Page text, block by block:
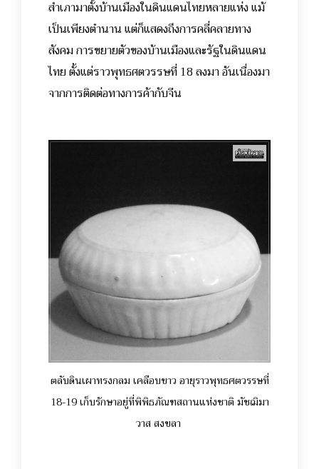
สำเภามาตั้งบ้านเมืองในดินแดนไทยหลายแห่ง แม้
เป็นเพียงตำนาน แต่ก็แสดงถึงการคลี่คลายทาง
สังคม การขยายตัวของบ้านเมืองและรัฐในดินแดน
ไทย ตั้งแต่ราวพุทธศตวรรษที่ 18 ลงมา อันเนื่องมา
จากการติดต่อทางการค้ากับจีน
ตลับดินเผาทรงกลม เคลือบขาว อายุราวพุทธศตวรรษที่
18-19 เก็บรักษาอยู่ที่พิพิธภัณฑสถานแห่งชาติ มัชฌิมา
วาส สงขลา